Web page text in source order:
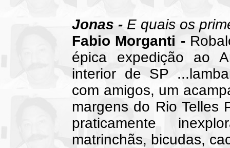
Jonas - E quais os
Fabio Morganti -
épica expedição ao
interior de SP
com amigos, um
margens do Rio Telles
praticamente
matrinchãs, bicudas,